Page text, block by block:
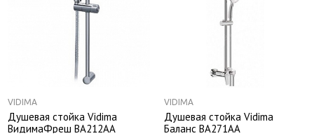
VIDIMA
Душевая стойка Vidima
ВидимаФреш BA212AA
VIDIMA
Душевая стойка Vidima
Баланс BA271AA